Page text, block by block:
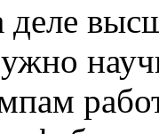
деле